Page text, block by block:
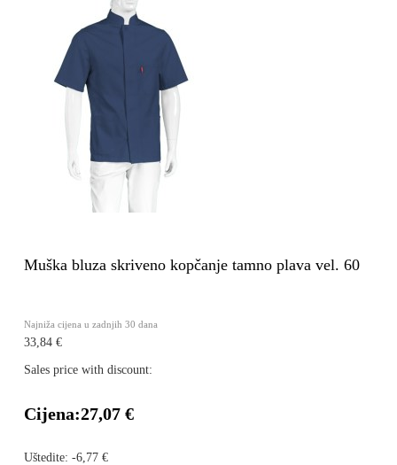
Muška bluza skriveno kopčanje tamno plava vel. 60
Najniža cijena u zadnjih 30 dana
33,84 €
Sales price with discount:
Cijena:27,07 €
Uštedite: -6,77 €